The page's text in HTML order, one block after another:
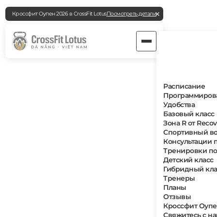
Кроссфит Оупен 2026 в CrossFit LotusПосмотреть детали
Расписание
Удобства
Базовый класс
Зона R от
Спортивный
Консультации
Тренировки
Детский класс
Гибридный
Тренеры
Планы
Отзывы
Кроссфит
Свяжитесь с
Кроссфит для всех
CrossFit Lotus — это главное место для занятий
структурированные программы под руководством
опытных тренеров для всех уровней физической
подготовки. Как зал мирового класса в Дананге, мы
предоставляем поддерживающее сообщество,
первоклассные условия и специализированные